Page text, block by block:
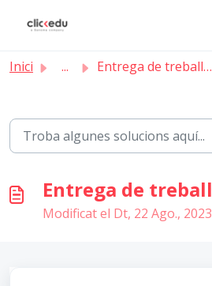
Inici ... Entrega de treballs (pou)
Entrega de
Modificat el Dt, 22 Ago.,